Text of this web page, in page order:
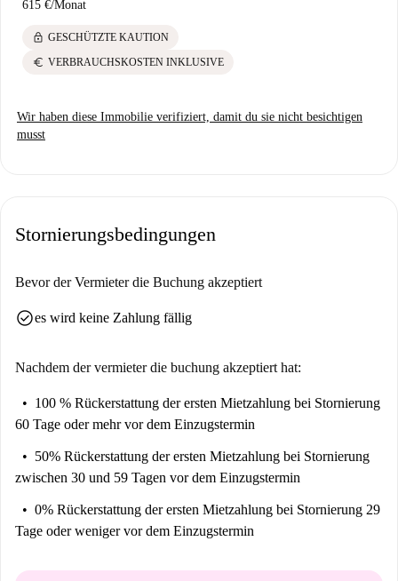
615 €/Monat
lock GESCHÜTZTE KAUTION
euro VERBRAUCHSKOSTEN INKLUSIVE
Wir haben diese Immobilie verifiziert, damit du sie nicht besichtigen
musst
Stornierungsbedingungen
Bevor der Vermieter die Buchung akzeptiert
check_circlees wird keine Zahlung fällig
Nachdem der vermieter die buchung akzeptiert hat:
100 % Rückerstattung der ersten Mietzahlung bei Stornierung
60 Tage oder mehr vor dem Einzugstermin
50% Rückerstattung der ersten Mietzahlung bei Stornierung
zwischen 30 und 59 Tagen vor dem Einzugstermin
0% Rückerstattung der ersten Mietzahlung bei Stornierung 29
Tage oder weniger vor dem Einzugstermin